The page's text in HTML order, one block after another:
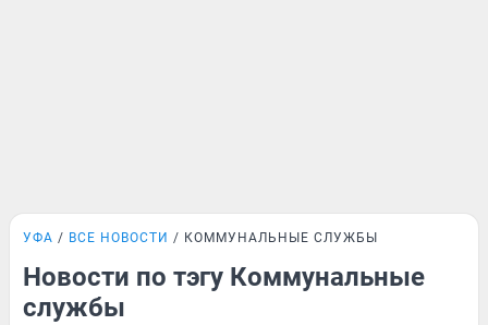
УФА ВСЕ НОВОСТИ КОММУНАЛЬНЫЕ СЛУЖБЫ
Новости по тэгу Коммунальные
службы